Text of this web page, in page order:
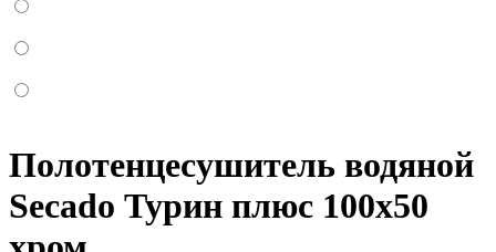
Полотенцесушитель водяной
Secado Турин плюс 100x50